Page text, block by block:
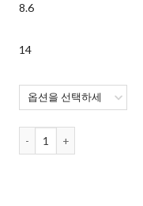
(2개들이) 수량
8.6
14